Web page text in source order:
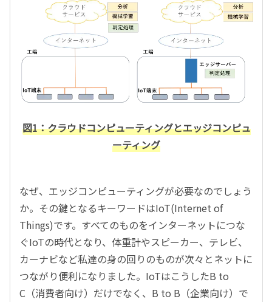
図1：クラウドコンピューティングとエッジコンピュ
ーティング
なぜ、エッジコンピューティングが必要なのでしょう
か。その鍵となるキーワードはIoT(Internet of
Things)です。すべてのものをインターネットにつな
ぐIoTの時代となり、体重計やスピーカー、テレビ、
カーナビなど私達の身の回りのものが次々とネットに
つながり便利になりました。IoTはこうしたB to
C（消費者向け）だけでなく、B to B（企業向け）で